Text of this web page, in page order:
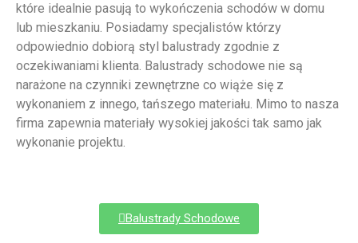
które idealnie pasują to wykończenia schodów w domu
lub mieszkaniu. Posiadamy specjalistów którzy
odpowiednio dobiorą styl balustrady zgodnie z
oczekiwaniami klienta. Balustrady schodowe nie są
narażone na czynniki zewnętrzne co wiąże się z
wykonaniem z innego, tańszego materiału. Mimo to nasza
firma zapewnia materiały wysokiej jakości tak samo jak
wykonanie projektu.
Balustrady Schodowe